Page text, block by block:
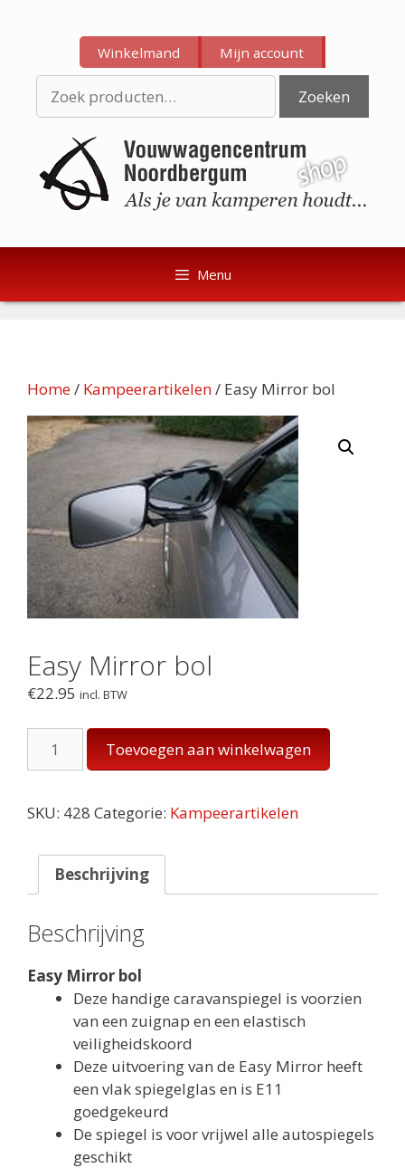
inhoud
inhoud
Winkelmand Mijn account
naar:
Zoeken
Menu
Home/ Kampeerartikelen/ Easy Mirror bol
Easy Mirror bol
€22.95 incl. BTW
Mirror
aantal
Toevoegen aan winkelwagen
SKU: 428 Categorie: Kampeerartikelen
Beschrijving
Beschrijving
Easy Mirror bol
Deze handige caravanspiegel is voorzien
van een zuignap en een elastisch
veiligheidskoord
Deze uitvoering van de Easy Mirror heeft
een vlak spiegelglas en is E11
goedgekeurd
De spiegel is voor vrijwel alle autospiegels
geschikt